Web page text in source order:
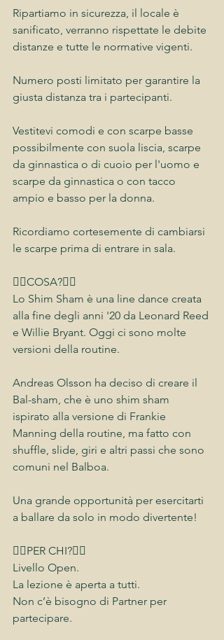
Ripartiamo in sicurezza, il locale è
sanificato, verranno rispettate le debite
distanze e tutte le normative vigenti.
Numero posti limitato per garantire la
giusta distanza tra i partecipanti.
Vestitevi comodi e con scarpe basse
possibilmente con suola liscia, scarpe
da ginnastica o di cuoio per l'uomo e
scarpe da ginnastica o con tacco
ampio e basso per la donna.
Ricordiamo cortesemente di cambiarsi
le scarpe prima di entrare in sala.
👉🏻COSA?👈🏻
Lo Shim Sham è una line dance creata
alla fine degli anni '20 da Leonard Reed
e Willie Bryant. Oggi ci sono molte
versioni della routine.
Andreas Olsson ha deciso di creare il
Bal-sham, che è uno shim sham
ispirato alla versione di Frankie
Manning della routine, ma fatto con
shuffle, slide, giri e altri passi che sono
comuni nel Balboa.
Una grande opportunità per esercitarti
a ballare da solo in modo divertente!
👉🏻PER CHI?👈🏻
Livello Open.
La lezione è aperta a tutti.
Non c’è bisogno di Partner per
partecipare.